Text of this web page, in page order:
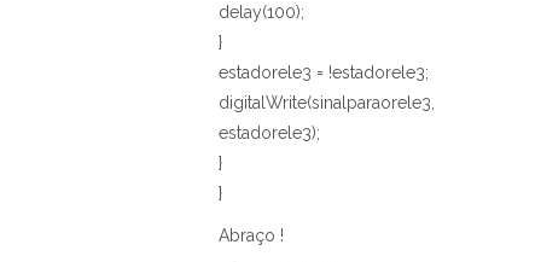
delay(100);
}
estadorele3 = !estadorele3;
digitalWrite(sinalparaorele3,
estadorele3);
}
}
Abraço !